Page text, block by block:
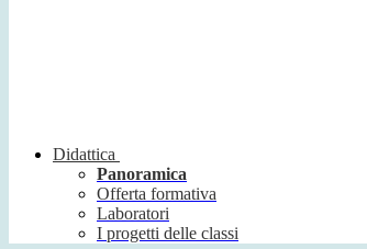
Didattica
Panoramica
Offerta formativa
Laboratori
I progetti delle classi